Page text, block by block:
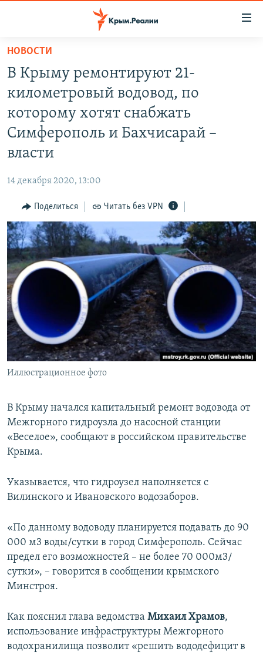
Вернуться
основному
содержанию
главной
навигации
СПЕЦПРОЕКТЫ
КАРТА ВОЕННЫХ ОБЪЕКТОВ КРЫМА
ИСТОРИЯ
ЕЩЕ
ТЕЛЕПРОЕКТ КРЫМ.РЕАЛИИ
СОВЕТЫ ПРАВОЗАЩИТНИКОВ
ПРОПАВШИЕ БЕЗ ВЕСТИ
ПОБЕДИТЕЛЕЙ НЕ СУДЯТ?
КРЫМ.НЕПОКОРЕННЫЙ
ELIFBE
УКРАИНСКАЯ ПРОБЛЕМА КРЫМА
КАК ОБОЙТИ БЛОКИРОВКУ
Українською
Qırımtatar
ПРИСОЕДИНЯЙТЕСЬ!
Все сайты RFE/RL
НОВОСТИ
В Крыму ремонтируют 21-
километровый водовод, по
которому хотят снабжать
Симферополь и Бахчисарай –
власти
14 декабря 2020, 13:00
Поделиться Читать без VPN
Иллюстрационное фото
В Крыму начался капитальный ремонт водовода от
Межгорного гидроузла до насосной станции
«Веселое», сообщают в российском правительстве
Крыма.
Указывается, что гидроузел наполняется с
Вилинского и Ивановского водозаборов.
«По данному водоводу планируется подавать до 90
000 м3 воды/сутки в город Симферополь. Сейчас
предел его возможностей – не более 70 000м3/
сутки», – говорится в сообщении крымского
Минстроя.
Как пояснил глава ведомства Михаил Храмов,
использование инфраструктуры Межгорного
водохранилища позволит «решить вододефицит в